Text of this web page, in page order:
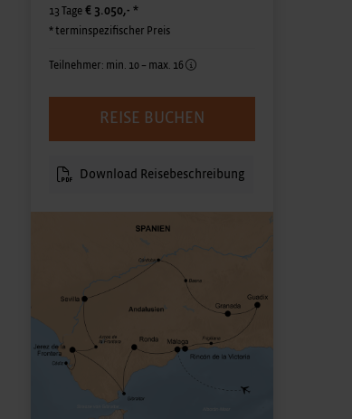
13 Tage € 3.050,- *
* terminspezifischer Preis
Teilnehmer: min. 10 – max. 16
REISE BUCHEN
Download Reisebeschreibung